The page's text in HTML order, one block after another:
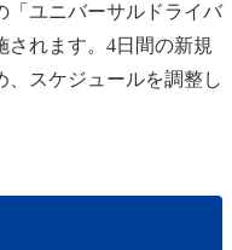
「ユニバーサルドライバ
されます。4日間の新規
、スケジュールを調整し